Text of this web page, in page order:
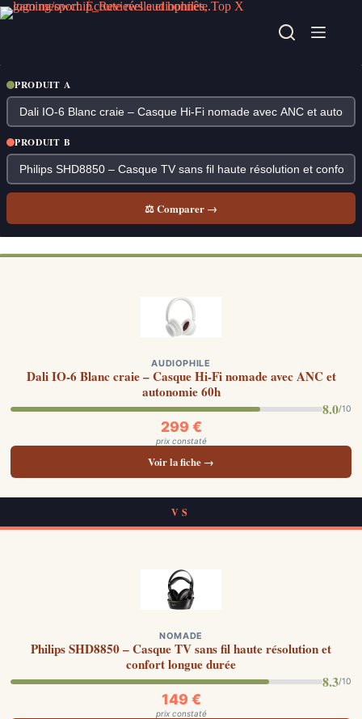
Passer
au
PRODUIT A
PRODUIT B
⚖ Comparer →
AUDIOPHILE
Dali IO-6 Blanc craie – Casque Hi-Fi nomade avec ANC et
autonomie 60h
8.0/10
299 €
prix constaté
Voir la fiche →
VS
NOMADE
Philips SHD8850 – Casque TV sans fil haute résolution et
confort longue durée
8.3/10
149 €
prix constaté